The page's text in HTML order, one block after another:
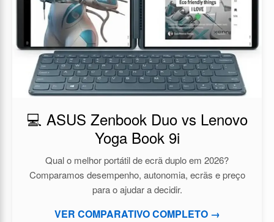
💻 ASUS Zenbook Duo vs Lenovo
Yoga Book 9i
Qual o melhor portátil de ecrã duplo em 2026?
Comparamos desempenho, autonomia, ecrãs e preço
para o ajudar a decidir.
VER COMPARATIVO COMPLETO →